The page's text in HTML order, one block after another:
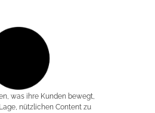
was ihre Kunden bewegt,
nützlichen Content zu